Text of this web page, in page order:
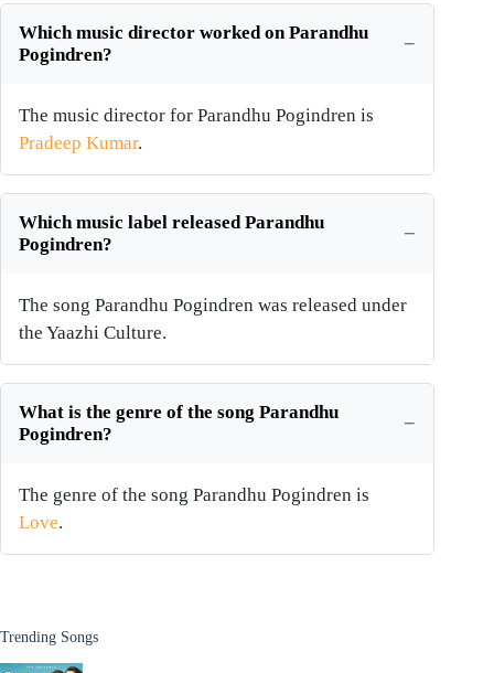
Which music director worked on Parandhu
Pogindren?
The music director for Parandhu Pogindren is
Pradeep Kumar.
Which music label released Parandhu
Pogindren?
The song Parandhu Pogindren was released under
the Yaazhi Culture.
What is the genre of the song Parandhu
Pogindren?
The genre of the song Parandhu Pogindren is
Love.
Trending Songs